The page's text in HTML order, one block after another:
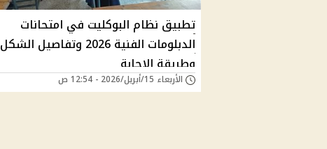
تطبيق نظام البوكليت في امتحانات
الدبلومات الفنية 2026 وتفاصيل الشكل
وطريقة الإجابة
الأربعاء 15/أبريل/2026 - 12:54 ص